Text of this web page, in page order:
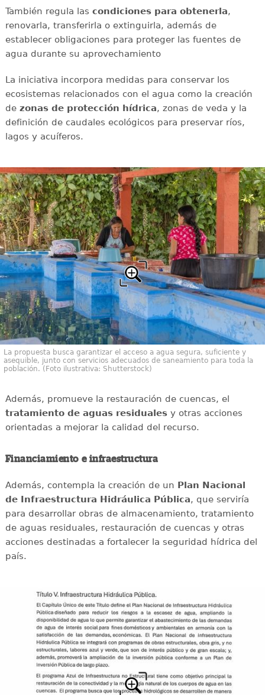
También regula las condiciones para obtenerla,
renovarla, transferirla o extinguirla, además de
establecer obligaciones para proteger las fuentes de
agua durante su aprovechamiento
La iniciativa incorpora medidas para conservar los
ecosistemas relacionados con el agua como la creación
de zonas de protección hídrica, zonas de veda y la
definición de caudales ecológicos para preservar ríos,
lagos y acuíferos.
La propuesta busca garantizar el acceso a agua segura, suficiente y
asequible, junto con servicios adecuados de saneamiento para toda la
población. (Foto ilustrativa: Shutterstock)
Además, promueve la restauración de cuencas, el
tratamiento de aguas residualesy otras acciones
orientadas a mejorar la calidad del recurso.
Financiamiento e infraestructura
Además, contempla la creación de un Plan Nacional
de Infraestructura Hidráulica Pública, que serviría
para desarrollar obras de almacenamiento, tratamiento
de aguas residuales, restauración de cuencas y otras
acciones destinadas a fortalecer la seguridad hídrica del
país.